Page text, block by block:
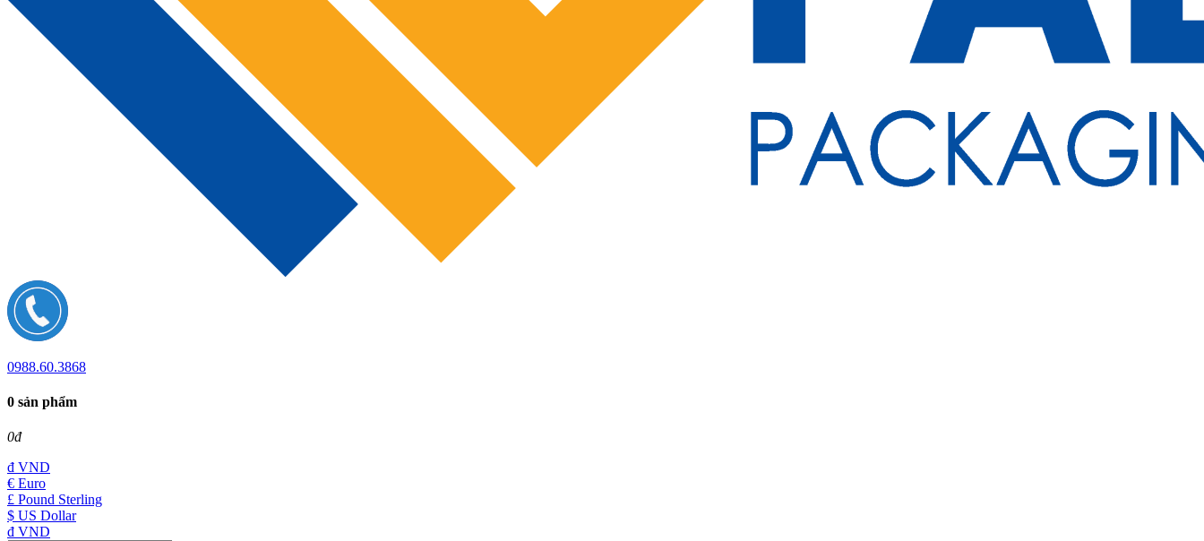
0988.60.3868
0 sản phẩm
0đ
đ VND
€ Euro
£ Pound Sterling
$ US Dollar
đ VND